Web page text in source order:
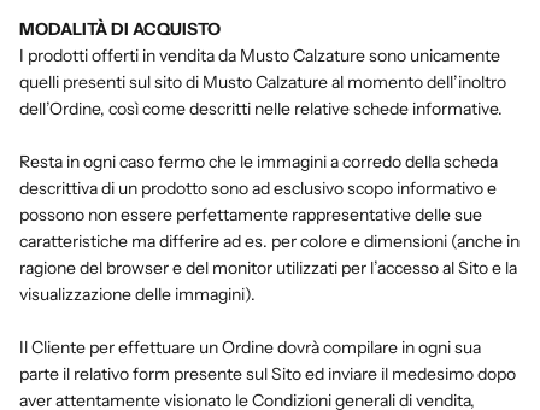
MODALITÀ DI ACQUISTO
I prodotti offerti in vendita da Musto Calzature sono unicamente
quelli presenti sul sito di Musto Calzature al momento dell’inoltro
dell’Ordine, così come descritti nelle relative schede informative.
Resta in ogni caso fermo che le immagini a corredo della scheda
descrittiva di un prodotto sono ad esclusivo scopo informativo e
possono non essere perfettamente rappresentative delle sue
caratteristiche ma differire ad es. per colore e dimensioni (anche in
ragione del browser e del monitor utilizzati per l’accesso al Sito e la
visualizzazione delle immagini).
Il Cliente per effettuare un Ordine dovrà compilare in ogni sua
parte il relativo form presente sul Sito ed inviare il medesimo dopo
aver attentamente visionato le Condizioni generali di vendita,